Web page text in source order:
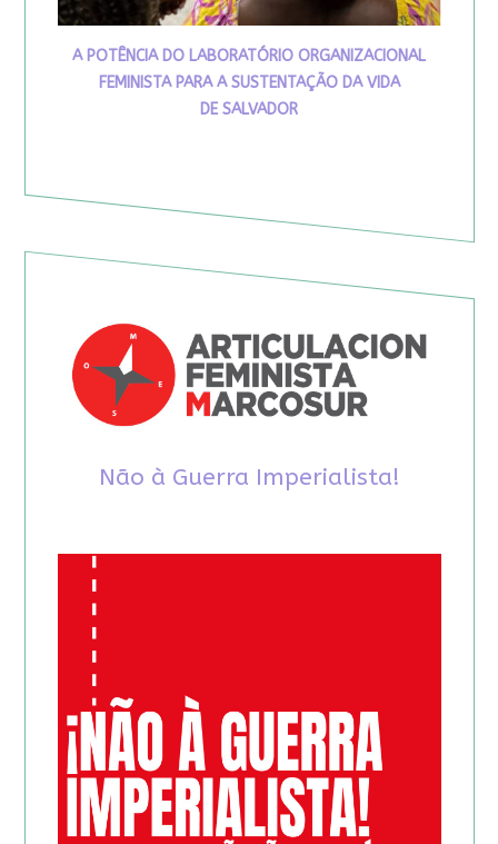
A POTÊNCIA DO LABORATÓRIO ORGANIZACIONAL
FEMINISTA PARA A SUSTENTAÇÃO DA VIDA
DE SALVADOR
Não à Guerra Imperialista!